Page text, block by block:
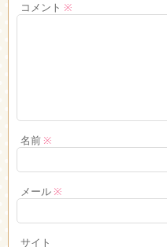
コメント ※
名前※
メール※
サイト